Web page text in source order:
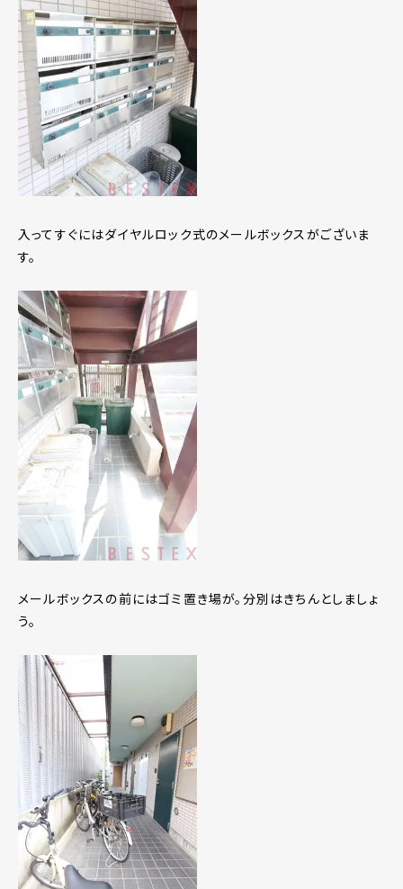
入ってすぐにはダイヤルロック式のメールボックスがございま
す。
メールボックスの前にはゴミ置き場が。分別はきちんとしましょ
う。